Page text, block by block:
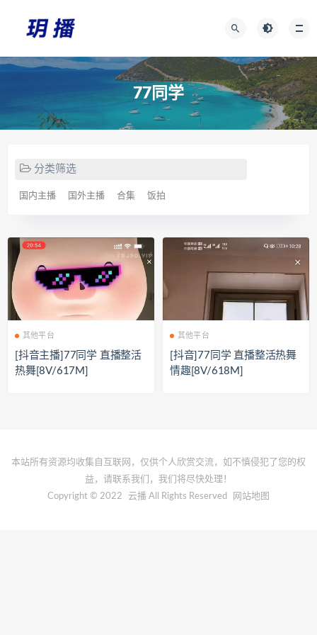
77同学
分类筛选
国内主播 国外主播 合集 饭拍
其他平台
[抖音主播]77同学 直播整活
热舞[8V/617M]
其他平台
[抖音]77同学 直播整活热舞
情趣[8V/618M]
本站所有资源均收集自互联网，仅供个人欣赏交流，如不慎侵犯了您的权
益，请联系我们，我们将尽快处理！
Copyright © 2022
云播 All Rights Reserved 网站地图